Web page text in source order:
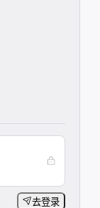
去登录